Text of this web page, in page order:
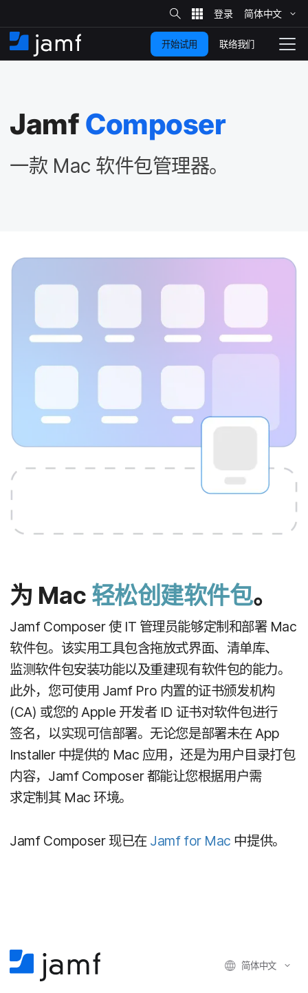
​
至
​
内
容
站
​内
​搜
索
简体​中文
首
​
拨
动
开始试用 联络我们
Jamf Composer
一​款 Mac 软件​包​管理器。
为 Mac 轻松​创建​软​件​包。
Jamf Composer使IT 管理员​能够​定制​和​部署Mac
软​件​包。​该​实用​工具​包含​拖​放式​界面、​清单库、​
监测​软件​包​安装功能​以及​重建现​有​软件​包​的​能力。​
此外，​您​可​使用 Jamf Pro 内置​的​证书​颁​发​机构
(CA) 或​您​的 Apple 开发者ID 证​书​对​软件​包​进行​
签名，​以​实现​可信​部署。​无论​您​是​部署​未​在App
Installer 中​提供​的 Mac 应用，​还是​为​用户​目录​打​包​
内容， Jamf Composer都​能​让​您​根据​用户​需​
求定制其Mac环境。
Jamf Composer 现​已​在 Jamf for Mac 中​提供。
简体​中文